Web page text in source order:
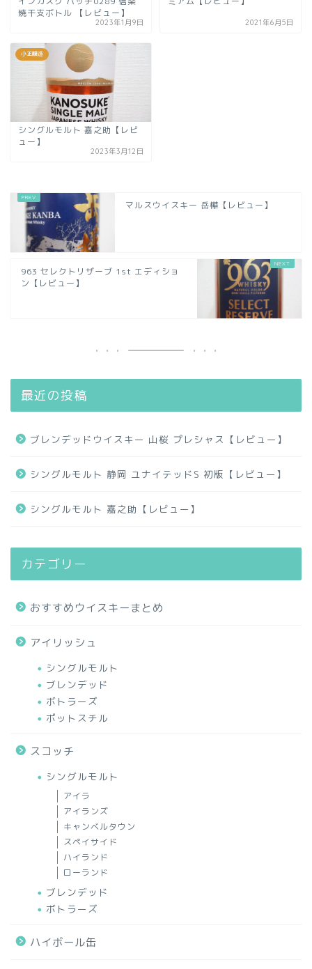
焼干支ボトル 【レビュー】
2023年1月9日 2021年6月5日
小正醸造
シングルモルト 嘉之助【レビ
ュー】
2023年3月12日
マルスウイスキー 岳樺【レビュー】
963 セレクトリザーブ 1st エディショ
ン【レビュー】
最近の投稿
ブレンデッドウイスキー 山桜 プレシャス【レビュー】
シングルモルト 静岡 ユナイテッドS 初版【レビュー】
シングルモルト 嘉之助【レビュー】
カテゴリー
おすすめウイスキーまとめ
アイリッシュ
シングルモルト
ブレンデッド
ボトラーズ
ポットスチル
スコッチ
シングルモルト
アイラ
アイランズ
キャンベルタウン
スペイサイド
ハイランド
ローランド
ブレンデッド
ボトラーズ
ハイボール缶